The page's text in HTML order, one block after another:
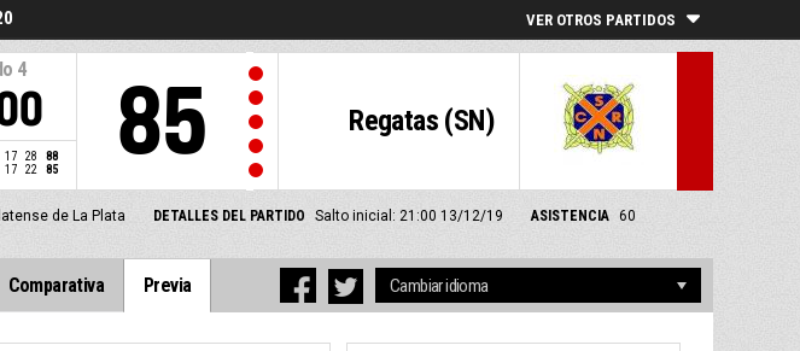
VER OTROS PARTIDOS
4
17 28
88
17 22 85
Regatas (SN)
85
de La Plata DETALLES DEL PARTIDO Salto inicial: 21:00 13/12/19 ASISTENCIA 60
Comparativa Previa